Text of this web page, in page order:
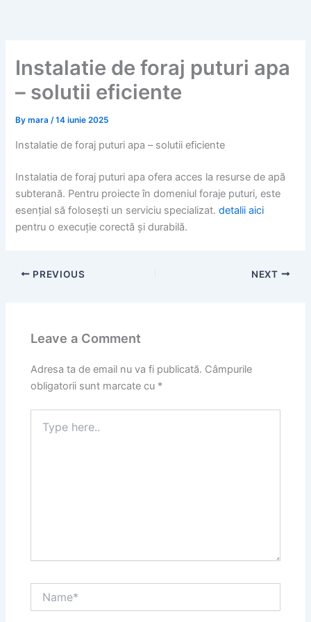
Instalatie de foraj puturi apa
– solutii eficiente
Bymara/14 iunie 2025
Instalatie de foraj puturi apa – solutii eficiente
Instalatia de foraj puturi apa ofera acces la resurse de apă
subterană. Pentru proiecte în domeniul foraje puturi, este
esențial să folosești un serviciu specializat.detalii aici
pentru o execuție corectă și durabilă.
PREVIOUS NEXT
Leave a Comment
Adresa ta de email nu va fi publicată. Câmpurile
obligatorii sunt marcate cu *
here..